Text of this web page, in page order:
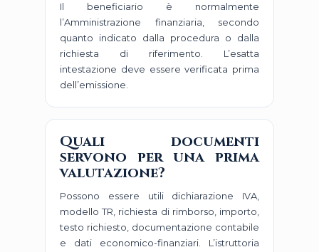
Il beneficiario è normalmente
l’Amministrazione finanziaria, secondo
quanto indicato dalla procedura o dalla
richiesta di riferimento. L’esatta
intestazione deve essere verificata prima
dell’emissione.
Quali documenti
servono per una prima
valutazione?
Possono essere utili dichiarazione IVA,
modello TR, richiesta di rimborso, importo,
testo richiesto, documentazione contabile
e dati economico-finanziari. L’istruttoria